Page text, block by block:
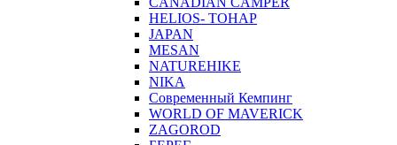
HELIOS- ТОНАР
JAPAN
MESAN
NATUREHIKE
NIKA
Современный Кемпинг
WORLD OF MAVERICK
ZAGOROD